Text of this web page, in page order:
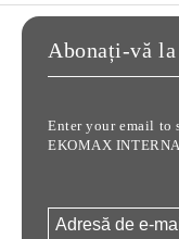
Abonați-vă
Enter your email to
EKOMAX